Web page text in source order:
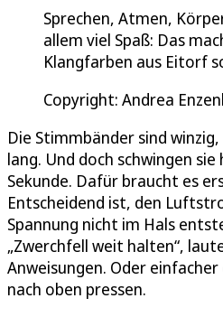
Sprechen, Atmen,
allem viel Spaß: Das
Klangfarben aus Eitorf
Copyright: Andrea
Die Stimmbänder sind
lang. Und doch schwingen
Sekunde. Dafür braucht es
Entscheidend ist, den
Spannung nicht im Hals
„Zwerchfell weit halten“,
Anweisungen. Oder
nach oben pressen.